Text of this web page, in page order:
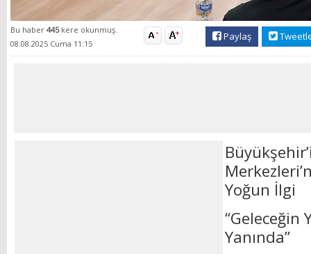
Bu haber 445 kere okunmuş.
08.08.2025 Cuma 11:15
Paylaş
Yoğun İlgi
“Geleceğin
Yanında”